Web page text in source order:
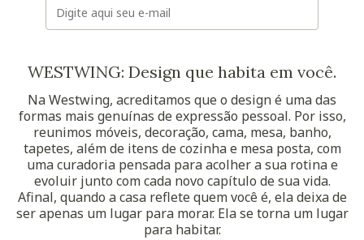
WESTWING: Design que habita em você.
Na Westwing, acreditamos que o design é uma das
formas mais genuínas de expressão pessoal. Por isso,
reunimos móveis, decoração, cama, mesa, banho,
tapetes, além de itens de cozinha e mesa posta, com
uma curadoria pensada para acolher a sua rotina e
evoluir junto com cada novo capítulo de sua vida.
Afinal, quando a casa reflete quem você é, ela deixa de
ser apenas um lugar para morar. Ela se torna um lugar
para habitar.